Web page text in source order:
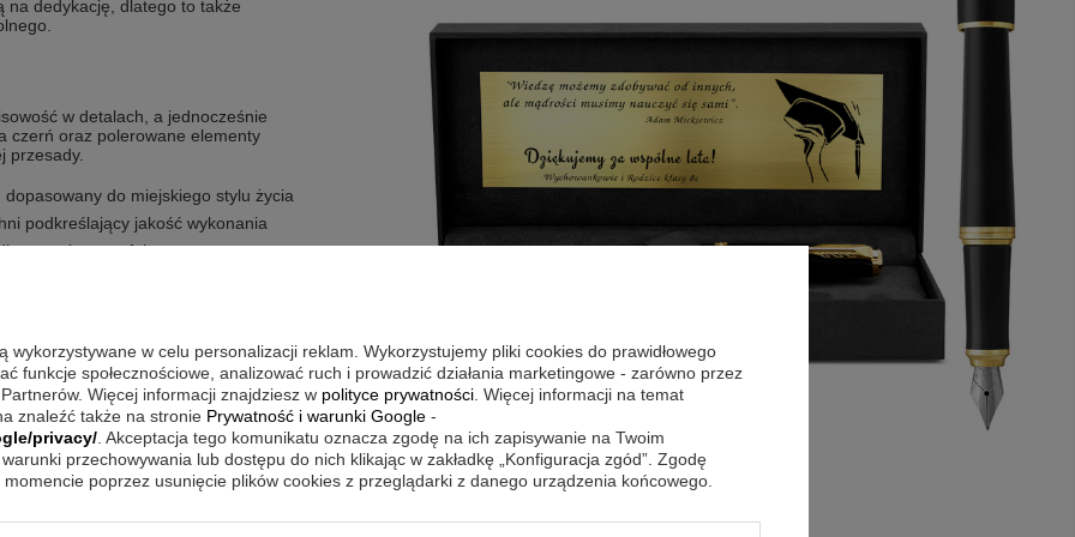
na dedykację, dlatego to także
w detalach, a jednocześnie
czerń oraz polerowane elementy
przesady.
do miejskiego stylu życia
podkreślający jakość wykonania
wyrazistego efektu
nierdzewnej
welurem w środku
w swoim tempie i z większą
dokumenty, czy tworzysz
inne rozwiązanie, pióro obsługuje
W komplecie znajduje się
zadbać o bezpieczne
Twojej firmy lub
wykorzystywane w celu personalizacji reklam. Wykorzystujemy pliki cookies do prawidłowego
funkcje społecznościowe, analizować ruch i prowadzić działania marketingowe - zarówno przez
Więcej informacji znajdziesz w polityce prywatności . Więcej informacji na temat
znaleźć także na stronie Prywatność i warunki Google -
privacy/ . Akceptacja tego komunikatu oznacza zgodę na ich zapisywanie na Twoim
przechowywania lub dostępu do nich klikając w zakładkę „Konfiguracja zgód”. Zgodę
poprzez usunięcie plików cookies z przeglądarki z danego urządzenia końcowego.